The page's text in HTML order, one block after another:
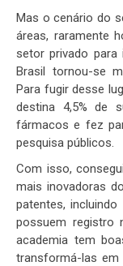
Mas o cenário do
áreas, raramente
setor privado para
Brasil tornou-se
Para fugir desse
destina 4,5% de
fármacos e fez
pesquisa públicos.
Com isso,
mais inovadoras
patentes,
possuem registro
academia tem
transformá-las em